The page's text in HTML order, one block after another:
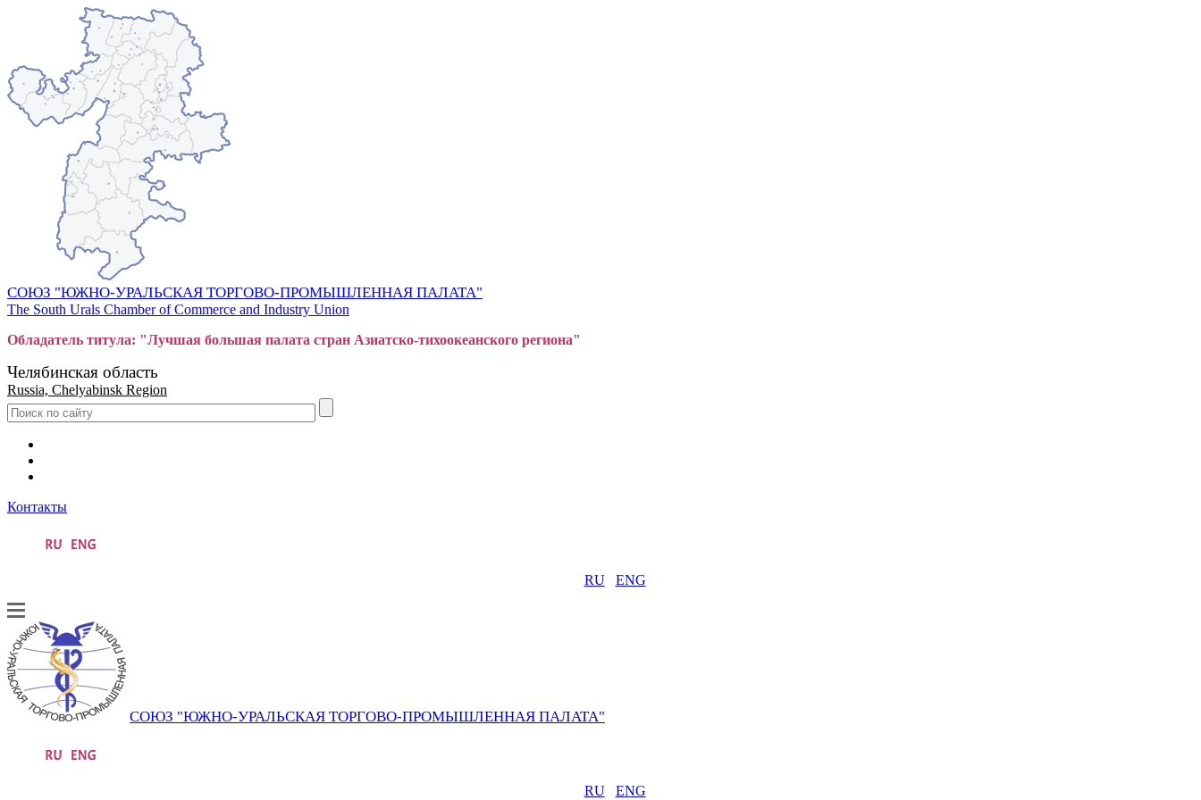
СОЮЗ "ЮЖНО-УРАЛЬСКАЯ ТОРГОВО-ПРОМЫШЛЕННАЯ ПАЛАТА"
The South Urals Chamber of Commerce and Industry Union
Обладатель титула: "Лучшая большая палата стран Азиатско-тихоокеанского региона"
Челябинская область
Russia, Chelyabinsk Region
Контакты
RU ENG
СОЮЗ "ЮЖНО-УРАЛЬСКАЯ ТОРГОВО-ПРОМЫШЛЕННАЯ ПАЛАТА"
RU ENG